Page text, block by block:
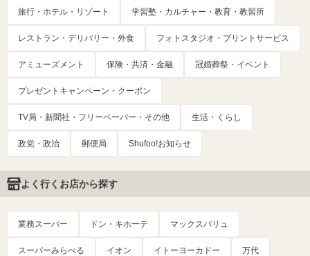
旅行・ホテル・リゾート 学習塾・カルチャー・教育・教習所
レストラン・デリバリー・外食 フォトスタジオ・プリントサービス
アミューズメント 保険・共済・金融 冠婚葬祭・イベント
プレゼントキャンペーン・クーポン
TV局・新聞社・フリーペーパー・その他 生活・くらし
政党・政治 郵便局 Shufoo!お知らせ
よく行くお店から探す
業務スーパー ドン・キホーテ マックスバリュ
スーパーみらべる イオン イトーヨーカドー 万代